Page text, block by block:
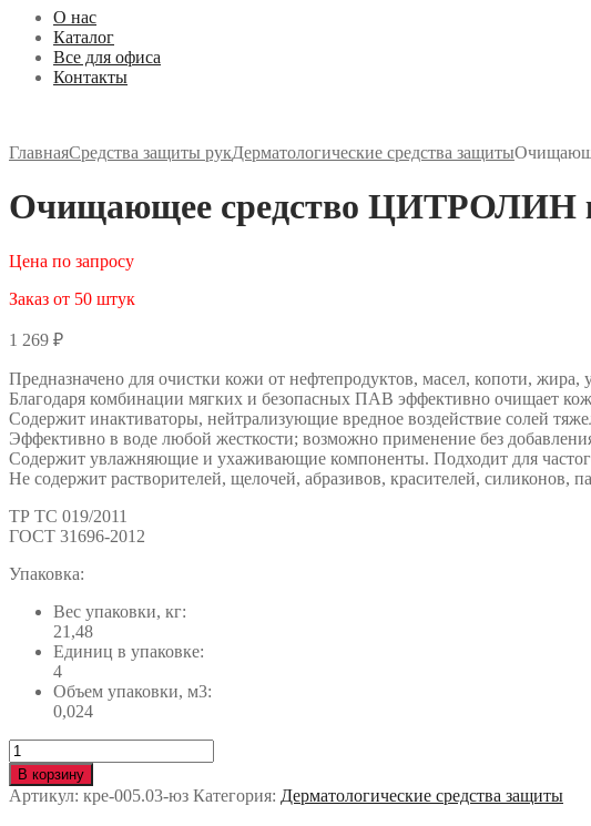
О нас
Каталог
Все для офиса
Контакты
ГлавнаяСредства защиты рукДерматологические средства защиты
Очищающее средство ЦИТРОЛИН
Цена по запросу
Заказ от 50 штук
1 269 ₽
Предназначено для очистки кожи от нефтепродуктов, масел, копоти,
Благодаря комбинации мягких и безопасных ПАВ эффективно очищает
Содержит инактиваторы, нейтрализующие вредное воздействие солей
Эффективно в воде любой жесткости; возможно применение без
Содержит увлажняющие и ухаживающие компоненты. Подходит для
Не содержит растворителей, щелочей, абразивов, красителей, силиконов,
ТР ТС 019/2011
ГОСТ 31696-2012
Упаковка:
Вес упаковки, кг:
21,48
Единиц в упаковке:
4
Объем упаковки, м3:
0,024
Количество
Очищающее
средство
ЦИТРОЛИН
В корзину
Артикул: кре-005.03-юз Категория: Дерматологические средства защиты